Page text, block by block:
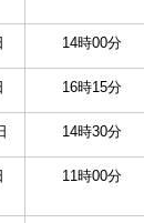
14時00分
16時15分
14時30分
11時00分